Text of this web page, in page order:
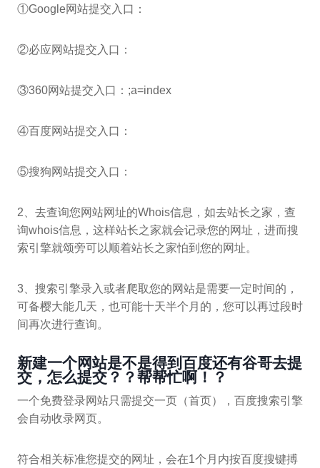
①Google网站提交入口：
②必应网站提交入口：
③360网站提交入口：;a=index
④百度网站提交入口：
⑤搜狗网站提交入口：
2、去查询您网站网址的Whois信息，如去站长之家，查
询whois信息，这样站长之家就会记录您的网址，进而搜
索引擎就颂旁可以顺着站长之家怕到您的网址。
3、搜索引擎录入或者爬取您的网站是需要一定时间的，
可备樱大能几天，也可能十天半个月的，您可以再过段时
间再次进行查询。
新建一个网站是不是得到百度还有谷哥去提
交，怎么提交？？帮帮忙啊！？
一个免费登录网站只需提交一页（首页），百度搜索引擎
会自动收录网页。
符合相关标准您提交的网址，会在1个月内按百度搜键搏